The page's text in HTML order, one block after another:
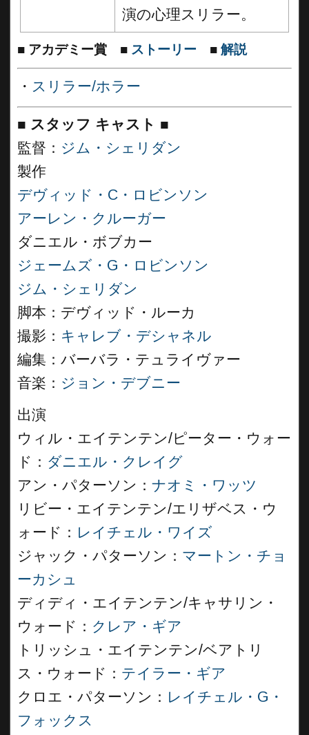
演の心理スリラー。
■ アカデミー賞 ■ ストーリー ■ 解説
・ スリラー/ホラー
■ スタッフ キャスト ■
監督： ジム・シェリダン
製作
デヴィッド・C・ロビンソン
アーレン・クルーガー
ダニエル・ボブカー
ジェームズ・G・ロビンソン
ジム・シェリダン
脚本：デヴィッド・ルーカ
撮影： キャレブ・デシャネル
編集：バーバラ・テュライヴァー
音楽： ジョン・デブニー
出演
ウィル・エイテンテン/ピーター・ウォー
ド： ダニエル・クレイグ
アン・パターソン： ナオミ・ワッツ
リビー・エイテンテン/エリザベス・ウ
ォード： レイチェル・ワイズ
ジャック・パターソン： マートン・チョ
ーカシュ
ディディ・エイテンテン/キャサリン・
ウォード： クレア・ギア
トリッシュ・エイテンテン/ベアトリ
ス・ウォード： テイラー・ギア
クロエ・パターソン： レイチェル・G・
フォックス